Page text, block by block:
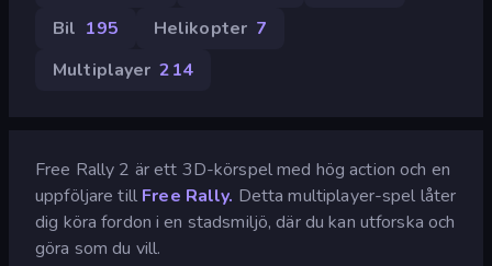
Bil 195 Helikopter 7
Multiplayer 214
Free Rally 2 är ett 3D-körspel med hög action och en
uppföljare till Free Rally. Detta multiplayer-spel låter
dig köra fordon i en stadsmiljö, där du kan utforska och
göra som du vill.